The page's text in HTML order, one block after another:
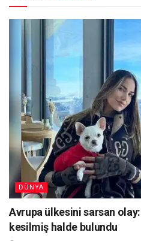
DÜNYA
Avrupa ülkesini sarsan olay:
kesilmiş halde bulundu